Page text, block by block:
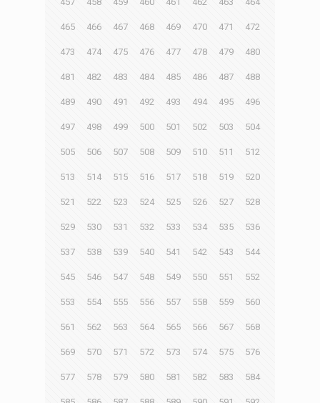
465 466 467 468 469 470 471 472
473 474 475 476 477 478 479 480
481 482 483 484 485 486 487 488
489 490 491 492 493 494 495 496
497 498 499 500 501 502 503 504
505 506 507 508 509 510 511 512
513 514 515 516 517 518 519 520
521 522 523 524 525 526 527 528
529 530 531 532 533 534 535 536
537 538 539 540 541 542 543 544
545 546 547 548 549 550 551 552
553 554 555 556 557 558 559 560
561 562 563 564 565 566 567 568
569 570 571 572 573 574 575 576
577 578 579 580 581 582 583 584